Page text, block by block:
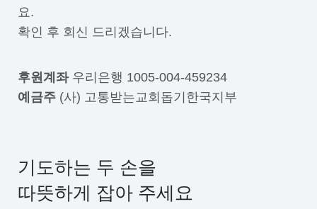
요.
확인 후 회신 드리겠습니다.
후원계좌우리은행 1005-004-459234
예금주 (사) 고통받는교회돕기한국지부
기도하는 두 손을
따뜻하게 잡아 주세요